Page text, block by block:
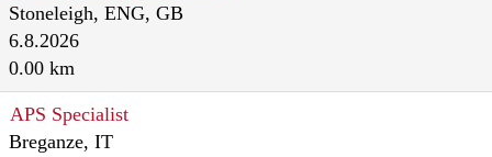
Stoneleigh, ENG, GB
6.8.2026
0.00 km
APS Specialist
Breganze, IT